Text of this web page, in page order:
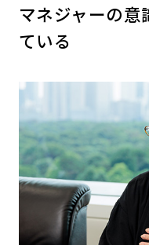
マネジャーの意
ている